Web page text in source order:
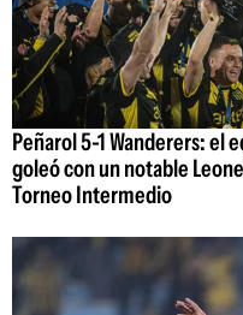
Peñarol 5-1 Wanderers: el
goleó con un notable
Torneo Intermedio